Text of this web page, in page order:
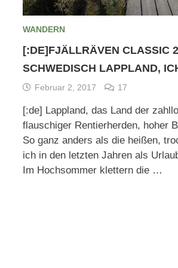
WANDERN
[:DE]FJÄLLRÄVEN CLASSIC
SCHWEDISCH LAPPLAND,
Februar 2, 2017 17
[:de] Lappland, das Land der
flauschiger Rentierherden, hoher
So ganz anders als die heißen,
ich in den letzten Jahren als
Im Hochsommer klettern die …